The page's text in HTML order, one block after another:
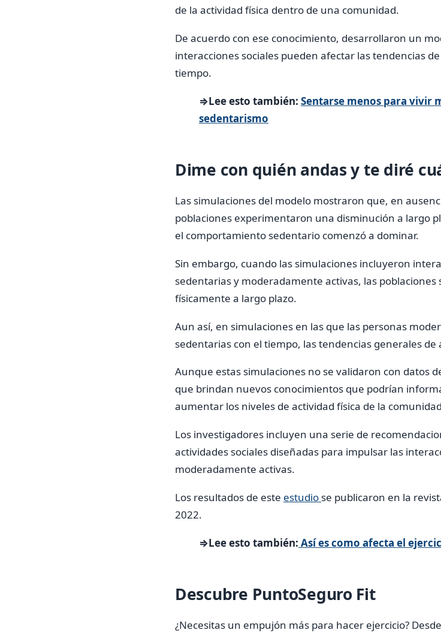
de la actividad física dentro de una comunidad.
De acuerdo con ese conocimiento, desarrollaron un
interacciones sociales pueden afectar las tendencias
tiempo.
⇒Lee esto también: Sentarse menos para vivir
sedentarismo
Dime con quién andas y te diré
Las simulaciones del modelo mostraron que, en
poblaciones experimentaron una disminución a largo
el comportamiento sedentario comenzó a dominar.
Sin embargo, cuando las simulaciones incluyeron
sedentarias y moderadamente activas, las
físicamente a largo plazo.
Aun así, en simulaciones en las que las personas
sedentarias con el tiempo, las tendencias generales
Aunque estas simulaciones no se validaron con datos
que brindan nuevos conocimientos que podrían
aumentar los niveles de actividad física de la
Los investigadores incluyen una serie de
actividades sociales diseñadas para impulsar las
moderadamente activas.
Los resultados de este estudio se publicaron en la
2022.
⇒Lee esto también: Así es como afecta el
Descubre PuntoSeguro Fit
¿Necesitas un empujón más para hacer ejercicio?